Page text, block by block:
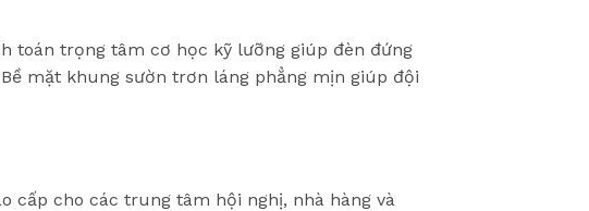
toán trọng tâm cơ học kỹ lưỡng giúp đèn đứng
mặt khung sườn trơn láng phẳng mịn giúp đội
cấp cho các trung tâm hội nghị, nhà hàng và